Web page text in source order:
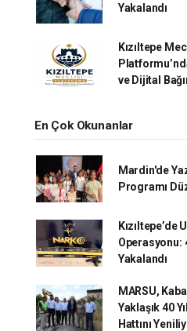
Yakalandı
Kızıltepe
ve Dijital
En Çok Okunanlar
Mardin'de
Programı
Kızıltepe’de
Operasyonu:
Yakalandı
MARSU,
Yaklaşık 40
Hattını